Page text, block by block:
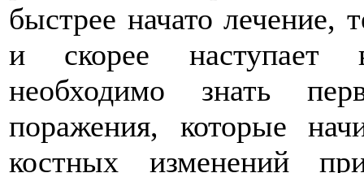
быстрее начато лечение,
и скорее наступает
необходимо знать
поражения, которые
костных изменений